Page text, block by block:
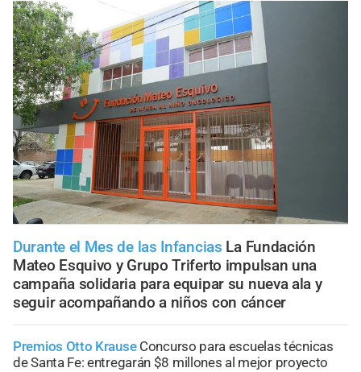
Durante el Mes de las Infancias La Fundación
Mateo Esquivo y Grupo Triferto impulsan una
campaña solidaria para equipar su nueva ala y
seguir acompañando a niños con cáncer
Premios Otto Krause Concurso para escuelas técnicas
de Santa Fe: entregarán $8 millones al mejor proyecto